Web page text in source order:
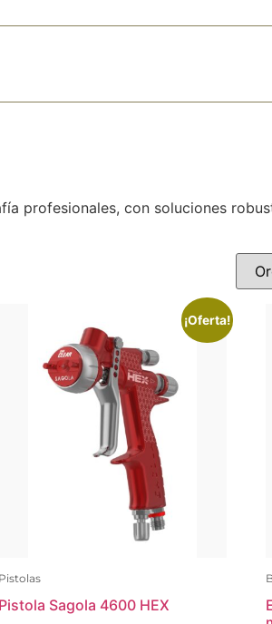
profesionales, con soluciones
¡Oferta!
Pistolas
Pistola Sagola 4600 HEX